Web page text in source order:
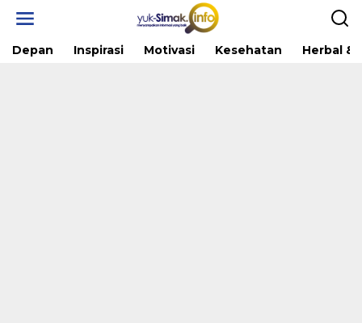
Depan Inspirasi Motivasi Kesehatan Herbal &